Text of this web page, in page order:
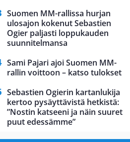
Suomen MM-rallissa hurjan
ulosajon kokenut Sebastien
Ogier paljasti loppukauden
suunnitelmansa
Sami Pajari ajoi Suomen MM-
rallin voittoon – katso tulokset
Sebastien Ogierin kartanlukija
kertoo pysäyttävistä hetkistä:
”Nostin katseeni ja näin suuret
puut edessämme”